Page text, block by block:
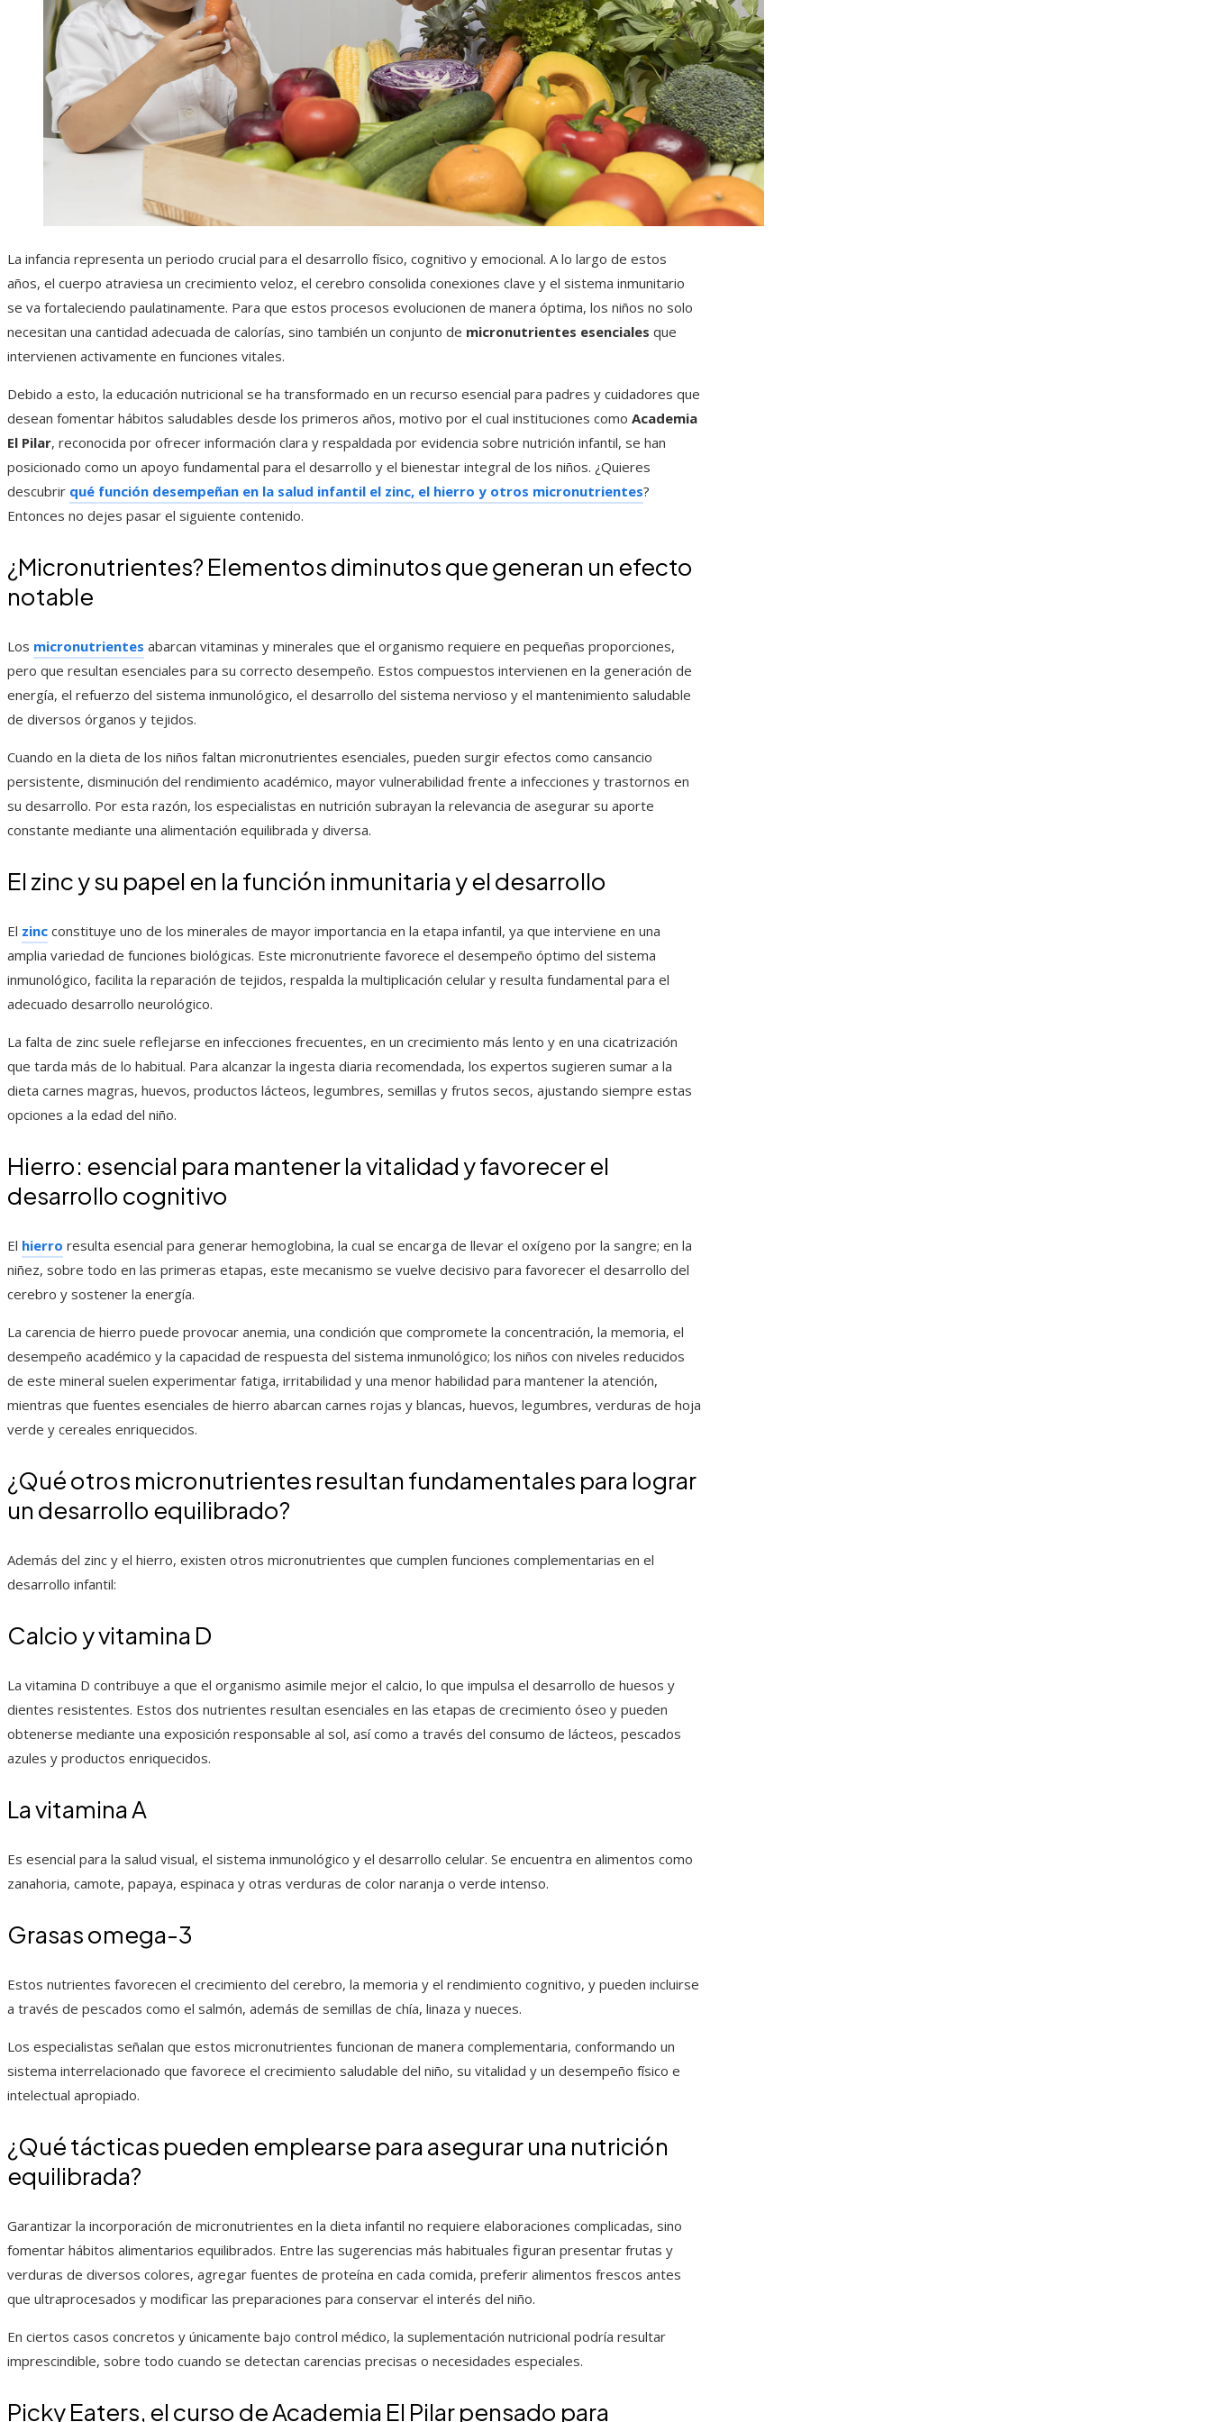
La infancia representa un periodo crucial para el desarrollo físico, cognitivo y emocional. A lo largo de estos
años, el cuerpo atraviesa un crecimiento veloz, el cerebro consolida conexiones clave y el sistema inmunitario
se va fortaleciendo paulatinamente. Para que estos procesos evolucionen de manera óptima, los niños no solo
necesitan una cantidad adecuada de calorías, sino también un conjunto de micronutrientes esenciales que
intervienen activamente en funciones vitales.
Debido a esto, la educación nutricional se ha transformado en un recurso esencial para padres y cuidadores que
desean fomentar hábitos saludables desde los primeros años, motivo por el cual instituciones como Academia
El Pilar, reconocida por ofrecer información clara y respaldada por evidencia sobre nutrición infantil, se han
posicionado como un apoyo fundamental para el desarrollo y el bienestar integral de los niños. ¿Quieres
descubrir qué función desempeñan en la salud infantil el zinc, el hierro y otros micronutrientes?
Entonces no dejes pasar el siguiente contenido.
¿Micronutrientes? Elementos diminutos que generan un efecto
notable
Los micronutrientes abarcan vitaminas y minerales que el organismo requiere en pequeñas proporciones,
pero que resultan esenciales para su correcto desempeño. Estos compuestos intervienen en la generación de
energía, el refuerzo del sistema inmunológico, el desarrollo del sistema nervioso y el mantenimiento saludable
de diversos órganos y tejidos.
Cuando en la dieta de los niños faltan micronutrientes esenciales, pueden surgir efectos como cansancio
persistente, disminución del rendimiento académico, mayor vulnerabilidad frente a infecciones y trastornos en
su desarrollo. Por esta razón, los especialistas en nutrición subrayan la relevancia de asegurar su aporte
constante mediante una alimentación equilibrada y diversa.
El zinc y su papel en la función inmunitaria y el desarrollo
El zinc constituye uno de los minerales de mayor importancia en la etapa infantil, ya que interviene en una
amplia variedad de funciones biológicas. Este micronutriente favorece el desempeño óptimo del sistema
inmunológico, facilita la reparación de tejidos, respalda la multiplicación celular y resulta fundamental para el
adecuado desarrollo neurológico.
La falta de zinc suele reflejarse en infecciones frecuentes, en un crecimiento más lento y en una cicatrización
que tarda más de lo habitual. Para alcanzar la ingesta diaria recomendada, los expertos sugieren sumar a la
dieta carnes magras, huevos, productos lácteos, legumbres, semillas y frutos secos, ajustando siempre estas
opciones a la edad del niño.
Hierro: esencial para mantener la vitalidad y favorecer el
desarrollo cognitivo
El hierro resulta esencial para generar hemoglobina, la cual se encarga de llevar el oxígeno por la sangre; en la
niñez, sobre todo en las primeras etapas, este mecanismo se vuelve decisivo para favorecer el desarrollo del
cerebro y sostener la energía.
La carencia de hierro puede provocar anemia, una condición que compromete la concentración, la memoria, el
desempeño académico y la capacidad de respuesta del sistema inmunológico; los niños con niveles reducidos
de este mineral suelen experimentar fatiga, irritabilidad y una menor habilidad para mantener la atención,
mientras que fuentes esenciales de hierro abarcan carnes rojas y blancas, huevos, legumbres, verduras de hoja
verde y cereales enriquecidos.
¿Qué otros micronutrientes resultan fundamentales para lograr
un desarrollo equilibrado?
Además del zinc y el hierro, existen otros micronutrientes que cumplen funciones complementarias en el
desarrollo infantil:
Calcio y vitamina D
La vitamina D contribuye a que el organismo asimile mejor el calcio, lo que impulsa el desarrollo de huesos y
dientes resistentes. Estos dos nutrientes resultan esenciales en las etapas de crecimiento óseo y pueden
obtenerse mediante una exposición responsable al sol, así como a través del consumo de lácteos, pescados
azules y productos enriquecidos.
La vitamina A
Es esencial para la salud visual, el sistema inmunológico y el desarrollo celular. Se encuentra en alimentos como
zanahoria, camote, papaya, espinaca y otras verduras de color naranja o verde intenso.
Grasas omega-3
Estos nutrientes favorecen el crecimiento del cerebro, la memoria y el rendimiento cognitivo, y pueden incluirse
a través de pescados como el salmón, además de semillas de chía, linaza y nueces.
Los especialistas señalan que estos micronutrientes funcionan de manera complementaria, conformando un
sistema interrelacionado que favorece el crecimiento saludable del niño, su vitalidad y un desempeño físico e
intelectual apropiado.
¿Qué tácticas pueden emplearse para asegurar una nutrición
equilibrada?
Garantizar la incorporación de micronutrientes en la dieta infantil no requiere elaboraciones complicadas, sino
fomentar hábitos alimentarios equilibrados. Entre las sugerencias más habituales figuran presentar frutas y
verduras de diversos colores, agregar fuentes de proteína en cada comida, preferir alimentos frescos antes
que ultraprocesados y modificar las preparaciones para conservar el interés del niño.
En ciertos casos concretos y únicamente bajo control médico, la suplementación nutricional podría resultar
imprescindible, sobre todo cuando se detectan carencias precisas o necesidades especiales.
Picky Eaters, el curso de Academia El Pilar pensado para